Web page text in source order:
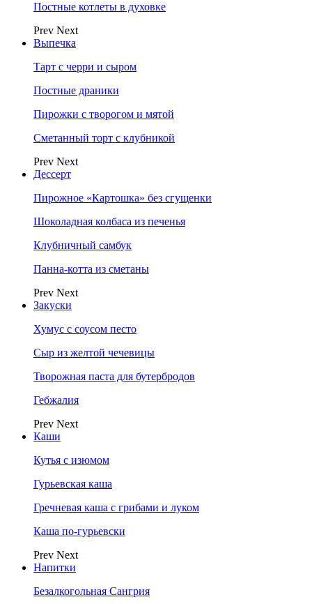
Постные котлеты в духовке
Prev Next
Выпечка
Тарт с черри и сыром
Постные драники
Пирожки с творогом и мятой
Сметанный торт с клубникой
Prev Next
Дессерт
Пирожное «Картошка» без сгущенки
Шоколадная колбаса из печенья
Клубничный самбук
Панна-котта из сметаны
Prev Next
Закуски
Хумус с соусом песто
Сыр из желтой чечевицы
Творожная паста для бутербродов
Гебжалия
Prev Next
Каши
Кутья с изюмом
Гурьевская каша
Гречневая каша с грибами и луком
Каша по-гурьевски
Prev Next
Напитки
Безалкогольная Сангрия